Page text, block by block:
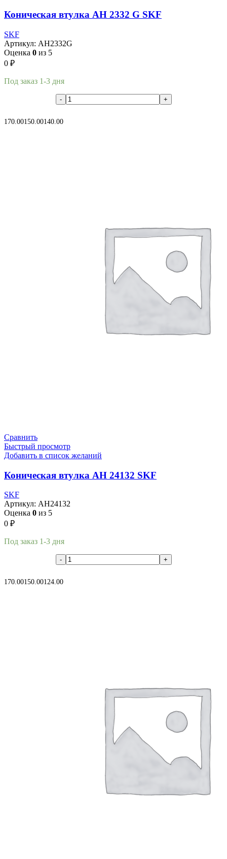
Коническая втулка AH 2332 G SKF
SKF
Артикул: AH2332G
Оценка 0 из 5
0 ₽
Под заказ 1-3 дня
170.00150.00140.00
Сравнить
Быстрый просмотр
Добавить в список желаний
Коническая втулка AH 24132 SKF
SKF
Артикул: AH24132
Оценка 0 из 5
0 ₽
Под заказ 1-3 дня
170.00150.00124.00